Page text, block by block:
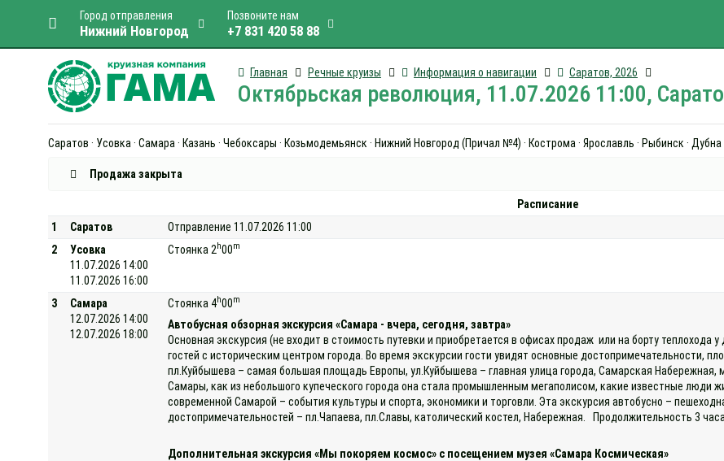
Город отправления
Нижний Новгород
Позвоните нам
+7 831 420 58 88
Главная Речные круизы Информация о навигации Саратов, 2026
Октябрьская революция, 11.07.2026 11:00,
Саратов · Усовка · Самара · Казань · Чебоксары · Козьмодемьянск · Нижний Новгород (Причал №4) · Кострома · Ярославль · Рыбинск · Дубна
Продажа закрыта
Расписание
1
Саратов
Отправление 11.07.2026 11:00
2
Усовка
11.07.2026 14:00
11.07.2026 16:00
Стоянка 2 h00m
3
Самара
12.07.2026 14:00
12.07.2026 18:00
Стоянка 4h00m
Автобусная обзорная экскурсия «Самара - вчера, сегодня, завтра»
Основная экскурсия (не входит в стоимость путевки и приобретается в офисах продаж или на борту теплохода
гостей с историческим центром города. Во время экскурсии гости увидят основные достопримечательности,
пл.Куйбышева – самая большая площадь Европы, ул.Куйбышева – главная улица города, Самарская Набережная,
Самары, как из небольшого купеческого города она стала промышленным мегаполисом, какие известные люди
современной Самарой – события культуры и спорта, экономики и торговли. Эта экскурсия автобусно –
достопримечательностей – пл.Чапаева, пл.Славы, католический костел, Набережная. Продолжительность 3
Дополнительная экскурсия «Мы покоряем космос» с посещением музея «Самара Космическая»